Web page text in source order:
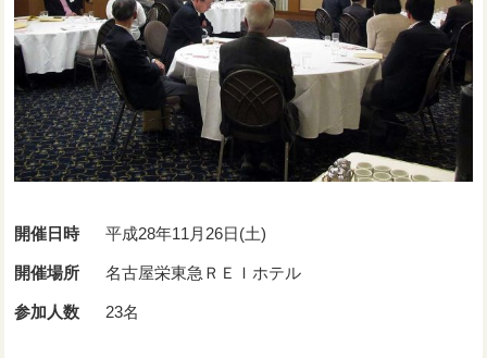
開催日時 平成28年11月26日(土)
開催場所 名古屋栄東急ＲＥＩホテル
参加人数 23名